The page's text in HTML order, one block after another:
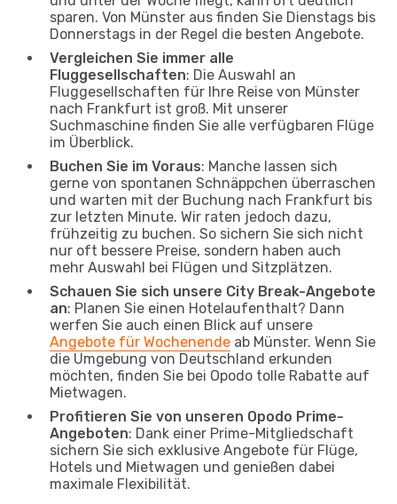
sparen. Von Münster aus finden Sie Dienstags bis
Donnerstags in der Regel die besten Angebote.
Vergleichen Sie immer alle
Fluggesellschaften: Die Auswahl an
Fluggesellschaften für Ihre Reise von Münster
nach Frankfurt ist groß. Mit unserer
Suchmaschine finden Sie alle verfügbaren Flüge
im Überblick.
Buchen Sie im Voraus: Manche lassen sich
gerne von spontanen Schnäppchen überraschen
und warten mit der Buchung nach Frankfurt bis
zur letzten Minute. Wir raten jedoch dazu,
frühzeitig zu buchen. So sichern Sie sich nicht
nur oft bessere Preise, sondern haben auch
mehr Auswahl bei Flügen und Sitzplätzen.
Schauen Sie sich unsere City Break-Angebote
an: Planen Sie einen Hotelaufenthalt? Dann
werfen Sie auch einen Blick auf unsere
Angebote für Wochenende ab Münster. Wenn Sie
die Umgebung von Deutschland erkunden
möchten, finden Sie bei Opodo tolle Rabatte auf
Mietwagen.
Profitieren Sie von unseren Opodo Prime-
Angeboten: Dank einer Prime-Mitgliedschaft
sichern Sie sich exklusive Angebote für Flüge,
Hotels und Mietwagen und genießen dabei
maximale Flexibilität.